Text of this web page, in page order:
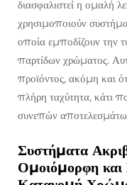
διασφαλιστεί η ομαλή
χρησιμοποιούν
οποία εμποδίζουν την
παρτίδων χρώματος.
προϊόντος, ακόμη και
πλήρη ταχύτητα, κάτι
συνεπών
Συστήματα
Ομοιόμορφη